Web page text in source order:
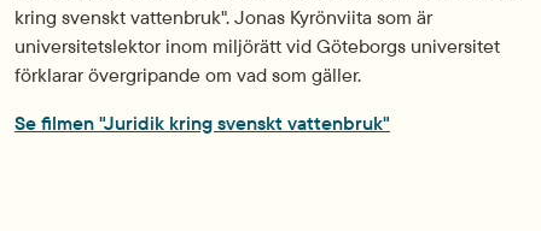
kring svenskt vattenbruk". Jonas Kyrönviita som är
universitetslektor inom miljörätt vid Göteborgs universitet
förklarar övergripande om vad som gäller.
Se filmen "Juridik kring svenskt vattenbruk"